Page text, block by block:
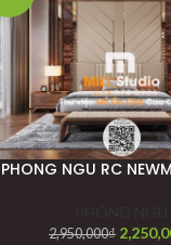
PHONG NGU RC
2,950,000₫